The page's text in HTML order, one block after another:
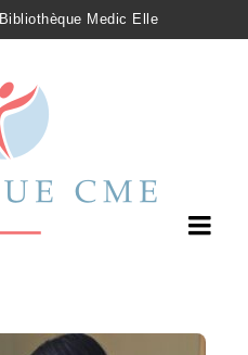
Bibliothèque Medic Elle